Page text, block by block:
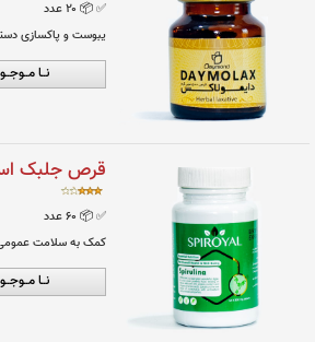
70 مورد
قرص دایمولاکس
یبوست و پاکسازی دستگاه گوارش
نــا مــوجــود